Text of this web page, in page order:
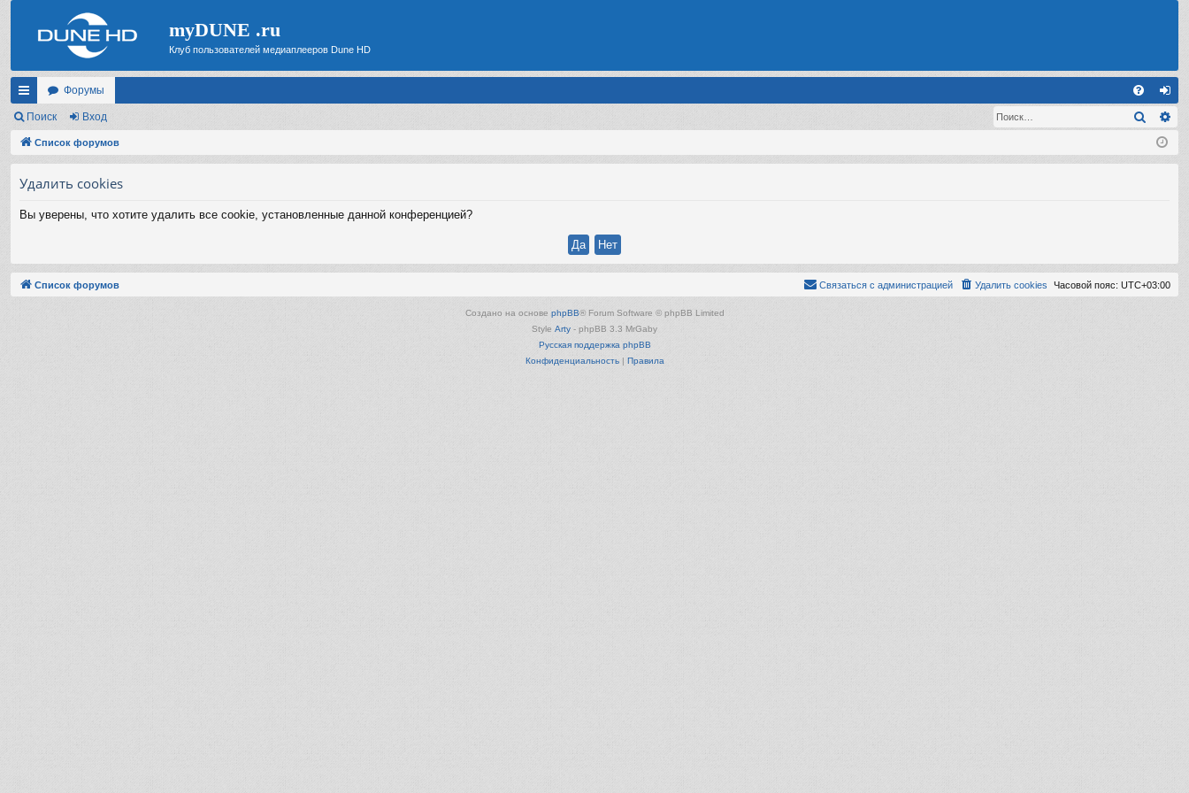
myDUNE .ru
Клуб пользователей медиаплееров Dune HD
с
ы
Форумы
FA хо
д
Поиск Вход Поиск
Список форумов
Удалить cookies
Вы уверены, что хотите удалить все cookie, установленные данной конференцией?
Список форумов Часовой пояс: UTC+03:00
Удалить cookies
Связаться с администрацией
Создано на основе phpBB® Forum Software © phpBB Limited
Style Arty - phpBB 3.3 MrGaby
Русская поддержка phpBB
Конфиденциальность| Правила